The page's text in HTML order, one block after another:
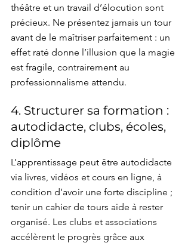
théâtre et un travail d’élocution sont
précieux. Ne présentez jamais un tour
avant de le maîtriser parfaitement : un
effet raté donne l’illusion que la magie
est fragile, contrairement au
professionnalisme attendu.
4. Structurer sa formation :
autodidacte, clubs, écoles,
diplôme
L’apprentissage peut être autodidacte
via livres, vidéos et cours en ligne, à
condition d’avoir une forte discipline ;
tenir un cahier de tours aide à rester
organisé. Les clubs et associations
accélèrent le progrès grâce aux